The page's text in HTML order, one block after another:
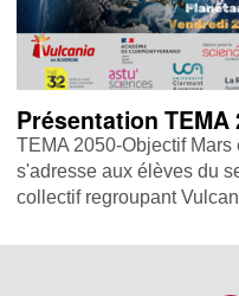
Présentation TEMA
TEMA 2050-Objectif
s'adresse aux élèves du
collectif regroupant